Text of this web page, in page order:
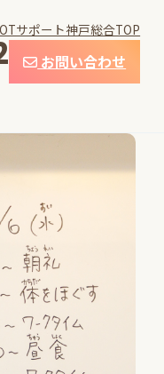
サポート神戸総合TOP
お問い合わせ